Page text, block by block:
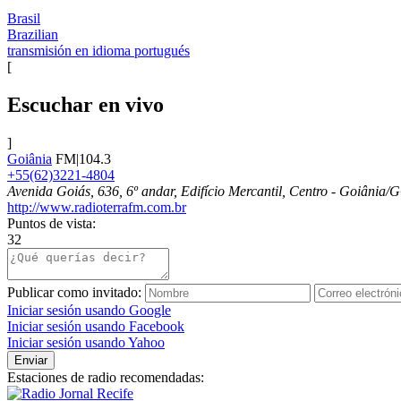
Brasil
Brazilian
transmisión en idioma portugués
[
Escuchar en vivo
]
Goiânia FM|104.3
+55(62)3221-4804
Avenida Goiás, 636, 6º andar, Edifício Mercantil, Centro - Goiânia/
http://www.radioterrafm.com.br
Puntos de vista:
32
Publicar como invitado:
Iniciar sesión usando Google
Iniciar sesión usando Facebook
Iniciar sesión usando Yahoo
Enviar
Estaciones de radio recomendadas: